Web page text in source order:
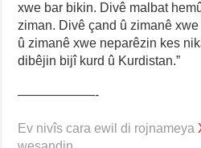
xwe bar bikin. Divê malbat
ziman. Divê çand û zimanê
û zimanê xwe neparêzin kes
dibêjin bijî kurd û Kurdistan.”
——————-
Ev nivîs cara ewil di rojnameya